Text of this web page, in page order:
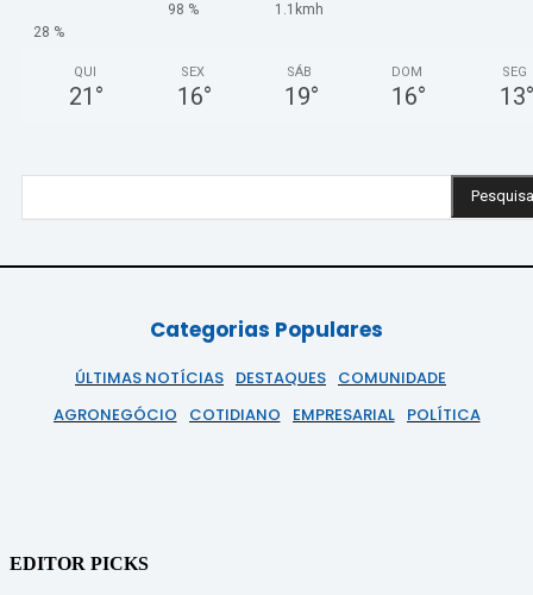
98 %
1.1kmh
28 %
QUI
21 °
SEX
16°
SÁB
19°
DOM
16°
SEG
13°
Categorias Populares
ÚLTIMAS NOTÍCIAS DESTAQUES COMUNIDADE
AGRONEGÓCIO
COTIDIANO EMPRESARIAL POLÍTICA
EDITOR PICKS